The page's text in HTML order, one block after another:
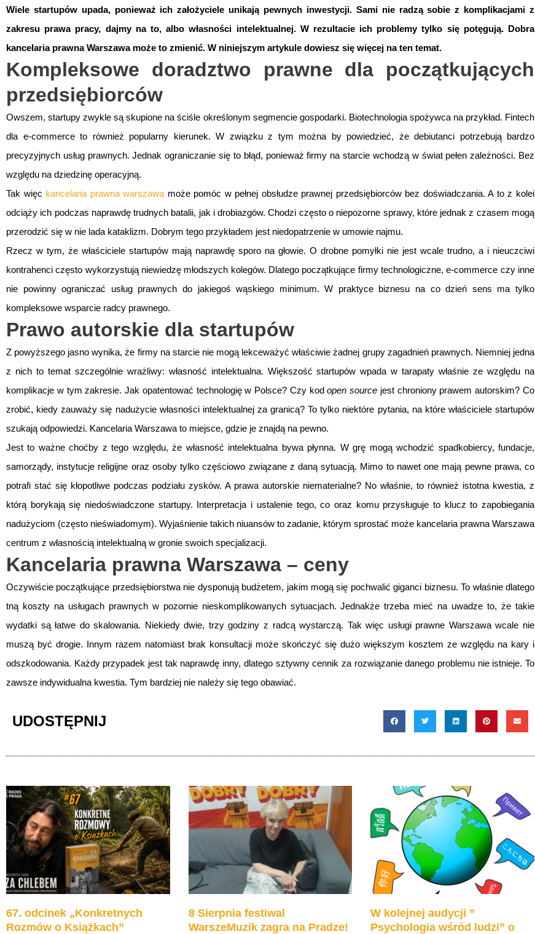
Wiele startupów upada, ponieważ ich założyciele unikają pewnych inwestycji. Sami nie radzą sobie z komplikacjami z
zakresu prawa pracy, dajmy na to, albo własności intelektualnej. W rezultacie ich problemy tylko się potęgują. Dobra
kancelaria prawna Warszawa może to zmienić. W niniejszym artykule dowiesz się więcej na ten temat.
Kompleksowe doradztwo prawne dla początkujących
przedsiębiorców
Owszem, startupy zwykle są skupione na ściśle określonym segmencie gospodarki. Biotechnologia spożywca na przykład. Fintech
dla e-commerce to również popularny kierunek. W związku z tym można by powiedzieć, że debiutanci potrzebują bardzo
precyzyjnych usług prawnych. Jednak ograniczanie się to błąd, ponieważ firmy na starcie wchodzą w świat pełen zależności. Bez
względu na dziedzinę operacyjną.
Tak więc kancelaria prawna warszawa może pomóc w pełnej obsłudze prawnej przedsiębiorców bez doświadczania. A to z kolei
odciąży ich podczas naprawdę trudnych batalii, jak i drobiazgów. Chodzi często o niepozorne sprawy, które jednak z czasem mogą
przerodzić się w nie lada kataklizm. Dobrym tego przykładem jest niedopatrzenie w umowie najmu.
Rzecz w tym, że właściciele startupów mają naprawdę sporo na głowie. O drobne pomyłki nie jest wcale trudno, a i nieuczciwi
kontrahenci często wykorzystują niewiedzę młodszych kolegów. Dlatego początkujące firmy technologiczne, e-commerce czy inne
nie powinny ograniczać usług prawnych do jakiegoś wąskiego minimum. W praktyce biznesu na co dzień sens ma tylko
kompleksowe wsparcie radcy prawnego.
Prawo autorskie dla startupów
Z powyższego jasno wynika, że firmy na starcie nie mogą lekceważyć właściwie żadnej grupy zagadnień prawnych. Niemniej jedna
z nich to temat szczególnie wrażliwy: własność intelektualna. Większość startupów wpada w tarapaty właśnie ze względu na
komplikacje w tym zakresie. Jak opatentować technologię w Polsce? Czy kodopen source jest chroniony prawem autorskim? Co
zrobić, kiedy zauważy się nadużycie własności intelektualnej za granicą? To tylko niektóre pytania, na które właściciele startupów
szukają odpowiedzi. Kancelaria Warszawa to miejsce, gdzie je znajdą na pewno.
Jest to ważne choćby z tego względu, że własność intelektualna bywa płynna. W grę mogą wchodzić spadkobiercy, fundacje,
samorządy, instytucje religijne oraz osoby tylko częściowo związane z daną sytuacją. Mimo to nawet one mają pewne prawa, co
potrafi stać się kłopotliwe podczas podziału zysków. A prawa autorskie niematerialne? No właśnie, to również istotna kwestia, z
którą borykają się niedoświadczone startupy. Interpretacja i ustalenie tego, co oraz komu przysługuje to klucz to zapobiegania
nadużyciom (często nieświadomym). Wyjaśnienie takich niuansów to zadanie, którym sprostać może kancelaria prawna Warszawa
centrum z własnością intelektualną w gronie swoich specjalizacji.
Kancelaria prawna Warszawa – ceny
Oczywiście początkujące przedsiębiorstwa nie dysponują budżetem, jakim mogą się pochwalić giganci biznesu. To właśnie dlatego
tną koszty na usługach prawnych w pozornie nieskomplikowanych sytuacjach. Jednakże trzeba mieć na uwadze to, że takie
wydatki są łatwe do skalowania. Niekiedy dwie, trzy godziny z radcą wystarczą. Tak więc usługi prawne Warszawa wcale nie
muszą być drogie. Innym razem natomiast brak konsultacji może skończyć się dużo większym kosztem ze względu na kary i
odszkodowania. Każdy przypadek jest tak naprawdę inny, dlatego sztywny cennik za rozwiązanie danego problemu nie istnieje. To
zawsze indywidualna kwestia. Tym bardziej nie należy się tego obawiać.
UDOSTĘPNIJ
67. odcinek „Konkretnych
Rozmów o Książkach”
8 Sierpnia festiwal
WarszeMuzik zagra na Pradze!
W kolejnej audycji ”
Psychologia wśród ludzi” o